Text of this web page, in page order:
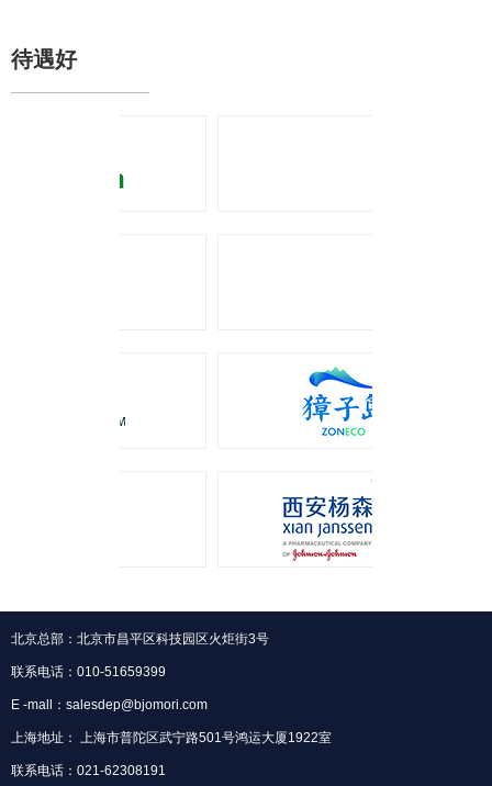
待遇好
北京总部：北京市昌平区科技园区火炬街3号
联系电话：010-51659399
E -mall：salesdep@bjomori.com
上海地址： 上海市普陀区武宁路501号鸿运大厦1922室
联系电话：021-62308191